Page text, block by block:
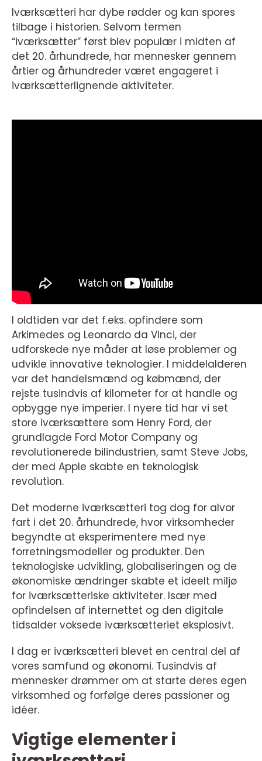
Iværksætteri har dybe rødder og kan spores
tilbage i historien. Selvom termen
“iværksætter” først blev populær i midten af
det 20. århundrede, har mennesker gennem
årtier og århundreder været engageret i
iværksætterlignende aktiviteter.
I oldtiden var det f.eks. opfindere som
Arkimedes og Leonardo da Vinci, der
udforskede nye måder at løse problemer og
udvikle innovative teknologier. I middelalderen
var det handelsmænd og købmænd, der
rejste tusindvis af kilometer for at handle og
opbygge nye imperier. I nyere tid har vi set
store iværksættere som Henry Ford, der
grundlagde Ford Motor Company og
revolutionerede bilindustrien, samt Steve Jobs,
der med Apple skabte en teknologisk
revolution.
Det moderne iværksætteri tog dog for alvor
fart i det 20. århundrede, hvor virksomheder
begyndte at eksperimentere med nye
forretningsmodeller og produkter. Den
teknologiske udvikling, globaliseringen og de
økonomiske ændringer skabte et ideelt miljø
for iværksætteriske aktiviteter. Især med
opfindelsen af internettet og den digitale
tidsalder voksede iværksætteriet eksplosivt.
I dag er iværksætteri blevet en central del af
vores samfund og økonomi. Tusindvis af
mennesker drømmer om at starte deres egen
virksomhed og forfølge deres passioner og
idéer.
Vigtige elementer i